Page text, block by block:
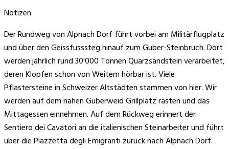
Notizen
Der Rundweg von Alpnach Dorf führt vorbei am Militärflugplatz
und über den Geissfusssteg hinauf zum Guber-Steinbruch. Dort
werden jährlich rund 30'000 Tonnen Quarzsandstein verarbeitet,
deren Klopfen schon von Weitem hörbar ist. Viele
Pflastersteine in Schweizer Altstädten stammen von hier. Wir
werden auf dem nahen Guberweid Grillplatz rasten und das
Mittagessen einnehmen. Auf dem Rückweg erinnert der
Sentiero dei Cavatori an die italienischen Steinarbeiter und führt
über die Piazzetta degli Emigranti zurück nach Alpnach Dorf.